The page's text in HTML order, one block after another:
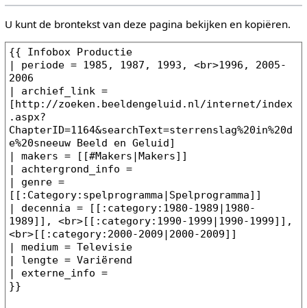
U kunt de brontekst van deze pagina bekijken en kopiëren.